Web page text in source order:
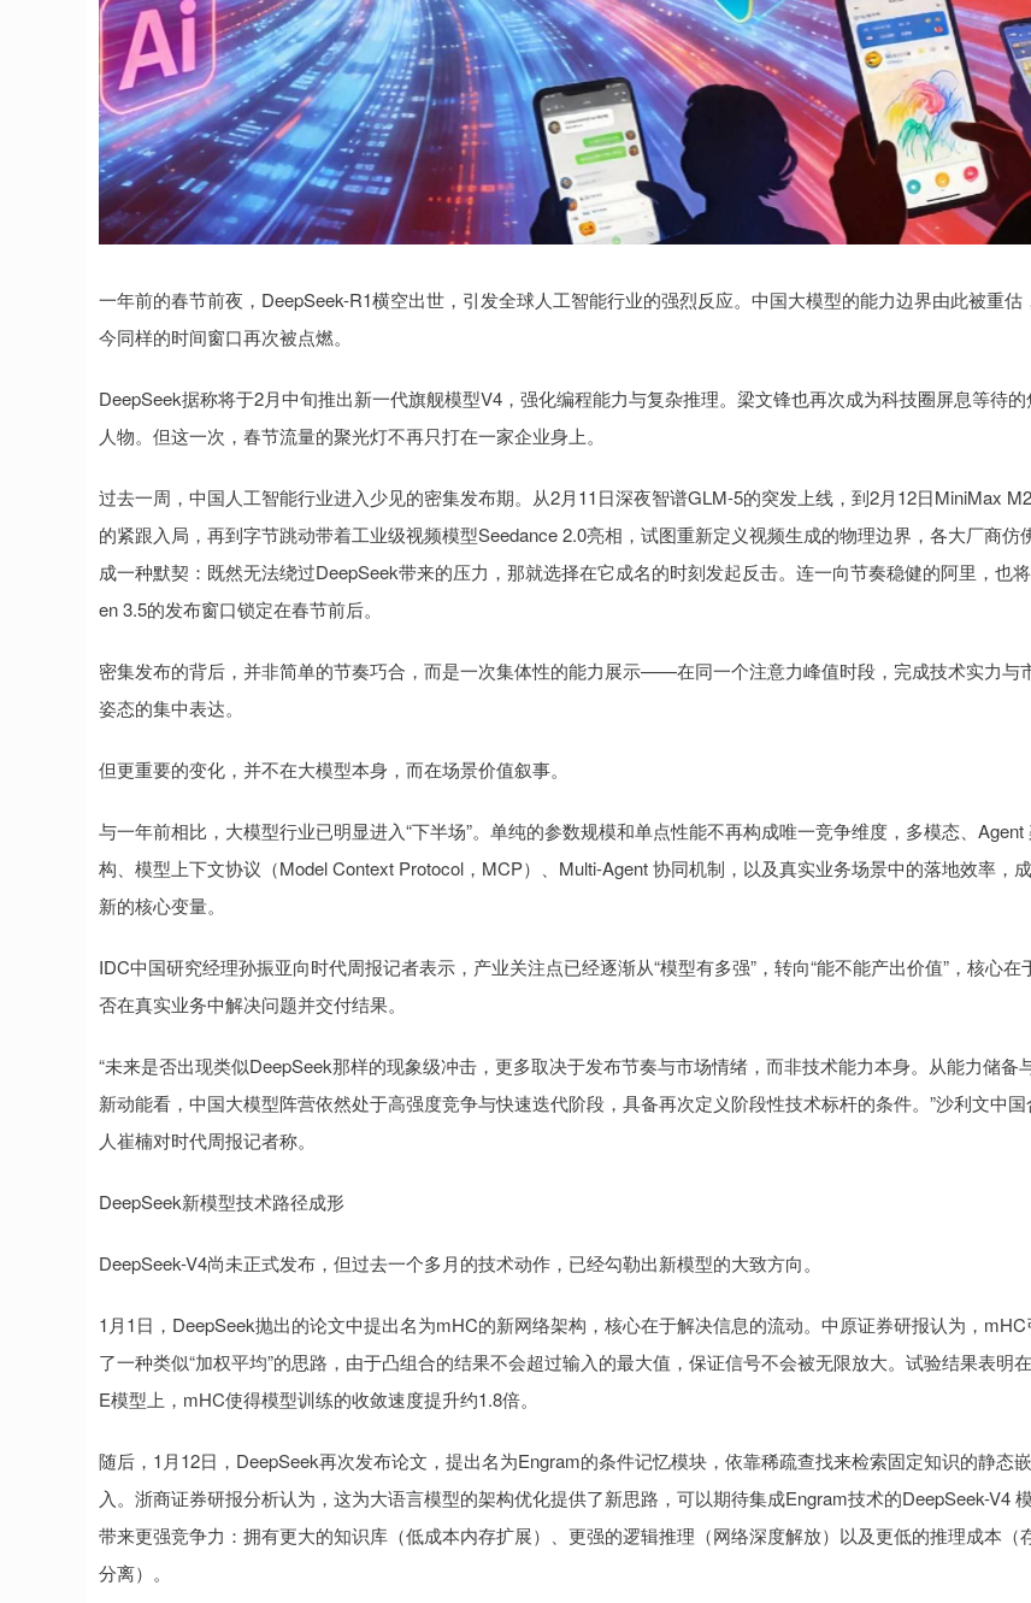
一年前的春节前夜，DeepSeek-R1横空出世，引发全球人工智能行业的强烈反应。中国大模型的能力边界由此被重估
今同样的时间窗口再次被点燃。
DeepSeek据称将于2月中旬推出新一代旗舰模型V4，强化编程能力与复杂推理。梁文锋也再次成为科技圈屏息等待的
人物。但这一次，春节流量的聚光灯不再只打在一家企业身上。
过去一周，中国人工智能行业进入少见的密集发布期。从2月11日深夜智谱GLM-5的突发上线，到2月12日MiniMax
的紧跟入局，再到字节跳动带着工业级视频模型Seedance 2.0亮相，试图重新定义视频生成的物理边界，各大厂商仿
成一种默契：既然无法绕过DeepSeek带来的压力，那就选择在它成名的时刻发起反击。连一向节奏稳健的阿里，也
en 3.5的发布窗口锁定在春节前后。
密集发布的背后，并非简单的节奏巧合，而是一次集体性的能力展示——在同一个注意力峰值时段，完成技术实力与
姿态的集中表达。
但更重要的变化，并不在大模型本身，而在场景价值叙事。
与一年前相比，大模型行业已明显进入“下半场”。单纯的参数规模和单点性能不再构成唯一竞争维度，多模态、Agent
构、模型上下文协议（Model Context Protocol，MCP）、Multi-Agent 协同机制，以及真实业务场景中的落地效率，
新的核心变量。
IDC中国研究经理孙振亚向时代周报记者表示，产业关注点已经逐渐从“模型有多强”，转向“能不能产出价值”，核心在
否在真实业务中解决问题并交付结果。
“未来是否出现类似DeepSeek那样的现象级冲击，更多取决于发布节奏与市场情绪，而非技术能力本身。从能力储备
新动能看，中国大模型阵营依然处于高强度竞争与快速迭代阶段，具备再次定义阶段性技术标杆的条件。”沙利文中国
人崔楠对时代周报记者称。
DeepSeek新模型技术路径成形
DeepSeek-V4尚未正式发布，但过去一个多月的技术动作，已经勾勒出新模型的大致方向。
1月1日，DeepSeek抛出的论文中提出名为mHC的新网络架构，核心在于解决信息的流动。中原证券研报认为，mHC
了一种类似“加权平均”的思路，由于凸组合的结果不会超过输入的最大值，保证信号不会被无限放大。试验结果表明
E模型上，mHC使得模型训练的收敛速度提升约1.8倍。
随后，1月12日，DeepSeek再次发布论文，提出名为Engram的条件记忆模块，依靠稀疏查找来检索固定知识的静态嵌
入。浙商证券研报分析认为，这为大语言模型的架构优化提供了新思路，可以期待集成Engram技术的DeepSeek-V4
带来更强竞争力：拥有更大的知识库（低成本内存扩展）、更强的逻辑推理（网络深度解放）以及更低的推理成本（
分离）。